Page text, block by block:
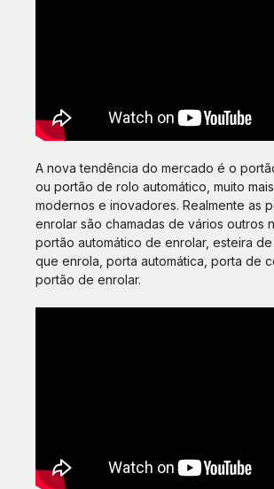
A nova tendência do mercado é o
ou portão de rolo automático, muito
modernos e inovadores. Realmente as
enrolar são chamadas de vários outros
portão automático de enrolar, esteira
que enrola, porta automática, porta de
portão de enrolar.